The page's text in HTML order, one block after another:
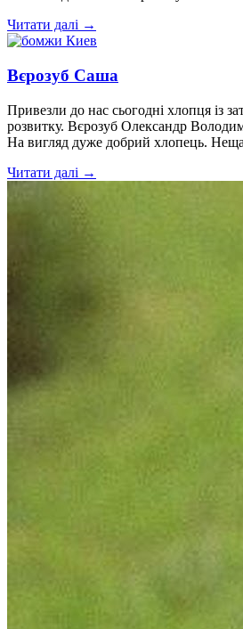
Читати далі →
Вєрозуб Саша
Привезли до нас сьогодні хлопця із
розвитку. Вєрозуб Олександр
На вигляд дуже добрий хлопець.
Читати далі →